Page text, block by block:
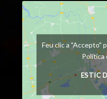
Feu clic a "Accepto"
Política
ESTIC